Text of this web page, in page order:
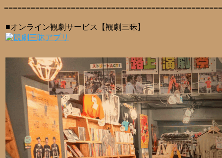
■オンライン観劇サービス【観劇三昧】